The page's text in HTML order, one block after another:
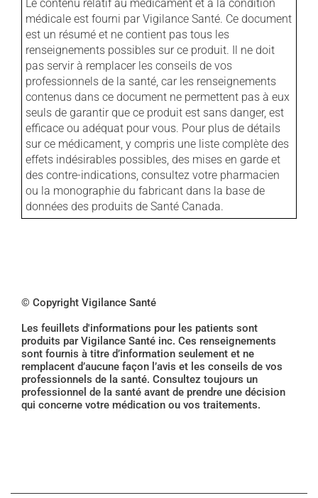
Le contenu relatif au médicament et à la condition
médicale est fourni par Vigilance Santé. Ce document
est un résumé et ne contient pas tous les
renseignements possibles sur ce produit. Il ne doit
pas servir à remplacer les conseils de vos
professionnels de la santé, car les renseignements
contenus dans ce document ne permettent pas à eux
seuls de garantir que ce produit est sans danger, est
efficace ou adéquat pour vous. Pour plus de détails
sur ce médicament, y compris une liste complète des
effets indésirables possibles, des mises en garde et
des contre-indications, consultez votre pharmacien
ou la monographie du fabricant dans la base de
données des produits de Santé Canada.
© Copyright Vigilance Santé
Les feuillets d'informations pour les patients sont
produits par Vigilance Santé inc. Ces renseignements
sont fournis à titre d’information seulement et ne
remplacent d’aucune façon l’avis et les conseils de vos
professionnels de la santé. Consultez toujours un
professionnel de la santé avant de prendre une décision
qui concerne votre médication ou vos traitements.